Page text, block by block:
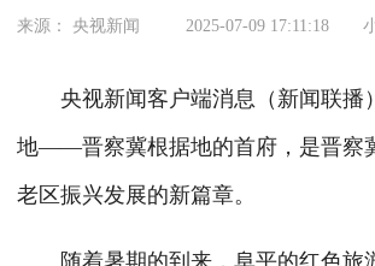
来源： 央视新闻 2025-07-09 17:11:18
央视新闻客户端消息（新闻联播
地——晋察冀根据地的首府，是晋察
老区振兴发展的新篇章。
随着暑期的到来，阜平的红色旅